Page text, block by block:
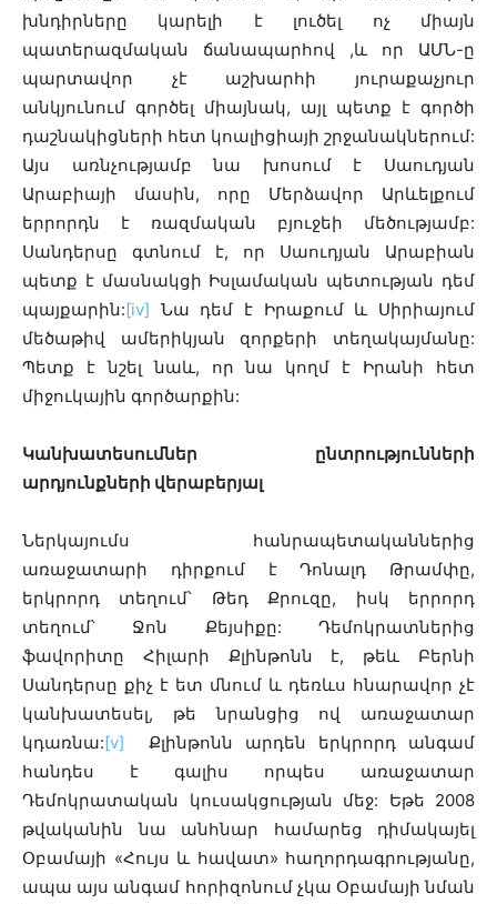
խնդիրները կարելի է լուծել ոչ միայն
պատերազմական ճանապարհով ,և որ ԱՄՆ-ը
պարտավոր չէ աշխարհի յուրաքաչյուր
անկյունում գործել միայնակ, այլ պետք է գործի
դաշնակիցների հետ կոալիցիայի շրջանակներում:
Այս առնչությամբ նա խոսում է Սաուդյան
Արաբիայի մասին, որը Մերձավոր Արևելքում
երրորդն է ռազմական բյուջեի մեծությամբ:
Սանդերսը գտնում է, որ Սաուդյան Արաբիան
պետք է մասնակցի Իսլամական պետության դեմ
պայքարին:[iv] Նա դեմ է Իրաքում և Սիրիայում
մեծաթիվ ամերիկյան զորքերի տեղակայմանը:
Պետք է նշել նաև, որ նա կողմ է Իրանի հետ
միջուկային գործարքին:
Կանխատեսումներ ընտրությունների
արդյունքների վերաբերյալ
Ներկայումս հանրապետականներից
առաջատարի դիրքում է Դոնալդ Թրամփը,
երկրորդ տեղում՝ Թեդ Քրուզը, իսկ երրորդ
տեղում՝ Ջոն Քեյսիքը: Դեմոկրատներից
ֆավորիտը Հիլարի Քլինթոնն է, թեև Բերնի
Սանդերսը քիչ է ետ մնում և դեռևս հնարավոր չէ
կանխատեսել, թե նրանցից ով առաջատար
կդառնա:[v] Քլինթոնն արդեն երկրորդ անգամ
հանդես է գալիս որպես առաջատար
Դեմոկրատական կուսակցության մեջ: Եթե 2008
թվականին նա անհնար համարեց դիմակայել
Օբամայի «Հույս և հավատ» հաղորդագրությանը,
ապա այս անգամ հորիզոնում չկա Օբամայի նման